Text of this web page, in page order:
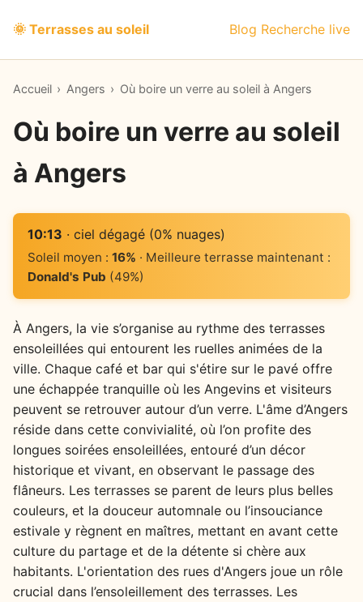
🌞 Terrasses au soleil Blog Recherche live
Accueil › Angers › Où boire un verre au soleil à Angers
Où boire un verre au soleil
à Angers
10:13 · ciel dégagé (0% nuages)
Soleil moyen : 16% · Meilleure terrasse maintenant :
Donald's Pub (49%)
À Angers, la vie s’organise au rythme des terrasses
ensoleillées qui entourent les ruelles animées de la
ville. Chaque café et bar qui s'étire sur le pavé offre
une échappée tranquille où les Angevins et visiteurs
peuvent se retrouver autour d’un verre. L'âme d’Angers
réside dans cette convivialité, où l’on profite des
longues soirées ensoleillées, entouré d’un décor
historique et vivant, en observant le passage des
flâneurs. Les terrasses se parent de leurs plus belles
couleurs, et la douceur automnale ou l’insouciance
estivale y règnent en maîtres, mettant en avant cette
culture du partage et de la détente si chère aux
habitants. L'orientation des rues d'Angers joue un rôle
crucial dans l’ensoleillement des terrasses. Les